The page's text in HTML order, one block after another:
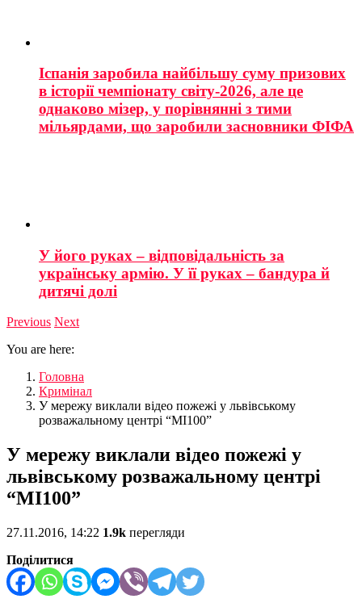
Іспанія заробила найбільшу суму призових
в історії чемпіонату світу-2026, але це
однаково мізер, у порівнянні з тими
мільярдами, що заробили засновники ФІФА
У його руках – відповідальність за
українську армію. У її руках – бандура й
дитячі долі
Previous Next
You are here:
Головна
Кримінал
У мережу виклали відео пожежі у львівському
розважальному центрі “МІ100”
У мережу виклали відео пожежі у
львівському розважальному центрі
“МІ100”
27.11.2016, 14:22 1.9k перегляди
Поділитися